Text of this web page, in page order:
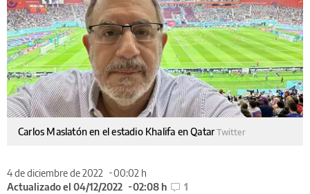
Carlos Maslatón en el estadio Khalifa en QatarTwitter
4 de diciembre de 2022
00:02 h
Actualizado el 04/12/2022
02:08 h 1